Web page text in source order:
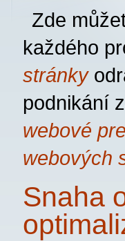
Zde
každého
stránky
podnikání
webové
webových
Snaha